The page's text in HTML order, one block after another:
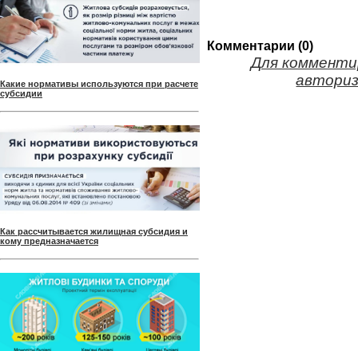
Какие нормативы используются при расчете
субсидии
Как рассчитывается жилищная субсидия и
кому предназначается
Комментарии (0)
Для